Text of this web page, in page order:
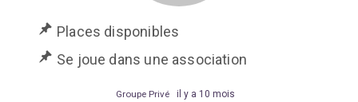
Places disponibles
Se joue dans une association
Groupe Privé il y a 10 mois